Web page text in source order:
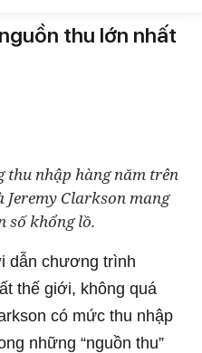
thu lớn nhất
thu nhập hàng năm trên
Jeremy Clarkson mang
số khổng lồ.
dẫn chương trình
thế giới, không quá
có mức thu nhập
những “nguồn thu”